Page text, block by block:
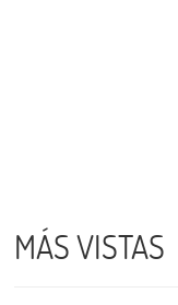
MÁS VISTAS